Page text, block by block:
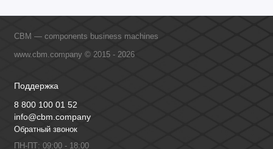
CBM — components business machines
www.cbm.company © 2015 - 2026
Поддержка
8 800 100 01 52
info@cbm.company
Обратный звонок
ПН-ПТ: 09:00 - 18:00